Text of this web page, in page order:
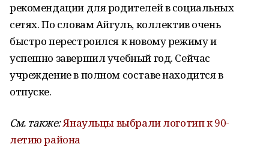
рекомендации для родителей в социальных
сетях. По словам Айгуль, коллектив очень
быстро перестроился к новому режиму и
успешно завершил учебный год. Сейчас
учреждение в полном составе находится в
отпуске.
См. также:Янаульцы выбрали логотип к 90-
летию района